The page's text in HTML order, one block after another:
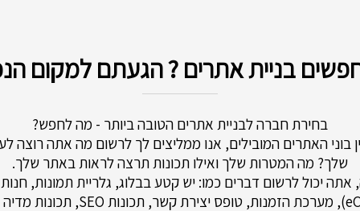
בניית אתרים ? הגעתם למקום
בחירת חברה לבניית אתרים הטובה ביותר - מה לחפש?
בוני האתרים המובילים, אנו ממליצים לך לרשום מה אתה רוצה
שלך? מה המטרות שלך ואילו תכונות תרצה לראות באתר שלך.
אתה יכול לרשום דברים כמו: יש קטע בבלוג, גלריית תמונות,